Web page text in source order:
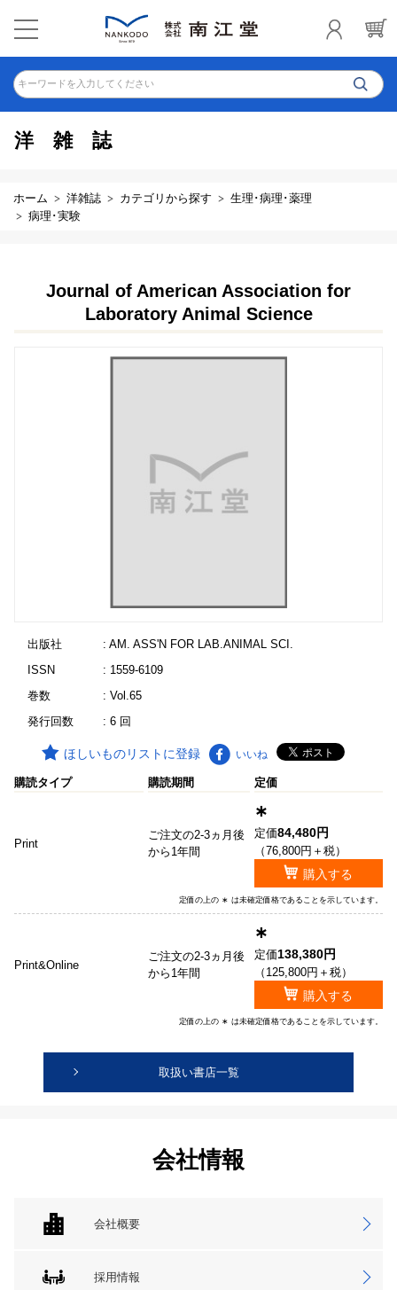
キーワードを入力してください
洋雑誌
ホーム 洋雑誌 カテゴリから探す
生理･病理･薬理
病理･実験
Journal of American Association for
Laboratory Animal Science
出版社
: AM. ASS'N FOR LAB.ANIMAL SCI.
ISSN
: 1559-6109
巻数
: Vol.65
発行回数
: 6 回
ほしいものリストに登録 いいね
購読タイプ 購読期間 定価
Print
ご注文の2-3ヵ月後
から1年間
∗
定価84,480円
（76,800円＋税）
購入する
定価の上の ∗ は未確定価格であることを示しています。
Print&Online
ご注文の2-3ヵ月後
から1年間
∗
定価138,380円
（125,800円＋税）
購入する
定価の上の ∗ は未確定価格であることを示しています。
取扱い書店一覧
会社情報
会社概要
採用情報